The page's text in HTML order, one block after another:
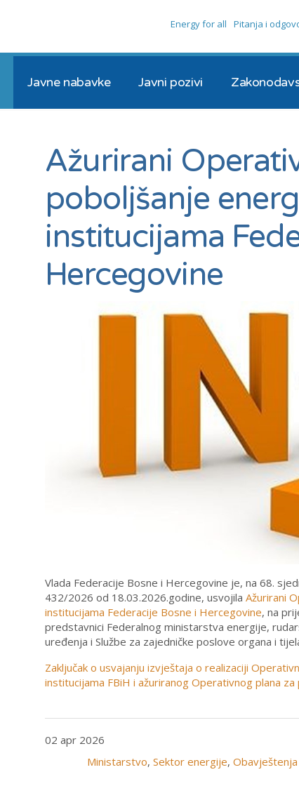
Javne nabavke Javni pozivi
Energy for all Pitanja i
Ažurirani
poboljšanje
institucijama
Hercegovine
Vlada Federacije Bosne i Hercegovine je, na 68.
432/2026 od 18.03.2026.godine, usvojila Ažurirani
institucijama Federacije Bosne i Hercegovine, na
predstavnici Federalnog ministarstva energije,
uređenja i Službe za zajedničke poslove organa i
Zaključak o usvajanju izvještaja o realizaciji
institucijama FBiH i ažuriranog Operativnog plana
02 apr 2026
Ministarstvo, Sektor energije, Obavještenja